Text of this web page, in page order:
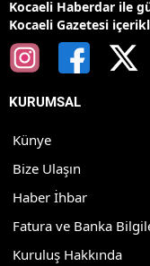
Kocaeli Haberdar ile
Kocaeli Gazetesi
KURUMSAL
Künye
Bize Ulaşın
Haber İhbar
Fatura ve Banka
Kuruluş Hakkında